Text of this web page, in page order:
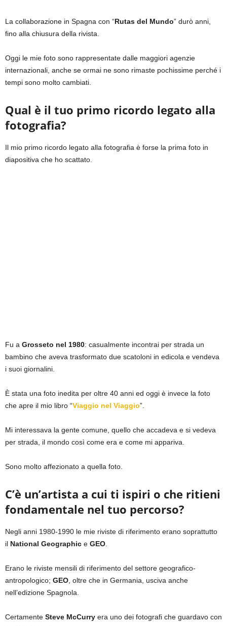
La collaborazione in Spagna con “Rutas del Mundo” durò anni,
fino alla chiusura della rivista.
Oggi le mie foto sono rappresentate dalle maggiori agenzie
internazionali, anche se ormai ne sono rimaste pochissime perché i
tempi sono molto cambiati.
Qual è il tuo primo ricordo legato alla
fotografia?
Il mio primo ricordo legato alla fotografia è forse la prima foto in
diapositiva che ho scattato.
Fu a Grosseto nel 1980: casualmente incontrai per strada un
bambino che aveva trasformato due scatoloni in edicola e vendeva
i suoi giornalini.
È stata una foto inedita per oltre 40 anni ed oggi è invece la foto
che apre il mio libro “Viaggio nel Viaggio”.
Mi interessava la gente comune, quello che accadeva e si vedeva
per strada, il mondo così come era e come mi appariva.
Sono molto affezionato a quella foto.
C’è un’artista a cui ti ispiri o che ritieni
fondamentale nel tuo percorso?
Negli anni 1980-1990 le mie riviste di riferimento erano soprattutto
il National Geographic e GEO.
Erano le riviste mensili di riferimento del settore geografico-
antropologico; GEO, oltre che in Germania, usciva anche
nell’edizione Spagnola.
Certamente Steve McCurry era uno dei fotografi che guardavo con